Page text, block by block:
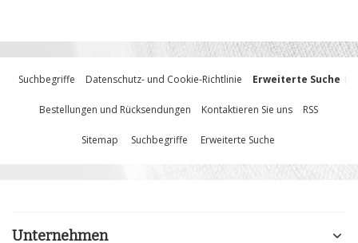
Suchbegriffe Datenschutz- und Cookie-Richtlinie Erweiterte Suche
Bestellungen und Rücksendungen Kontaktieren Sie uns RSS
Sitemap Suchbegriffe Erweiterte Suche
Unternehmen